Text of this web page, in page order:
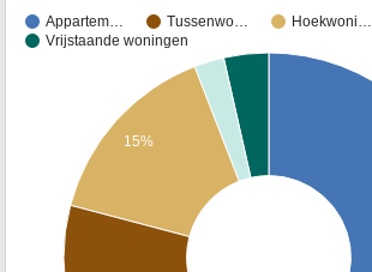
Appartem… Tussenwo… Hoekwoni…
Vrijstaande woningen
15%